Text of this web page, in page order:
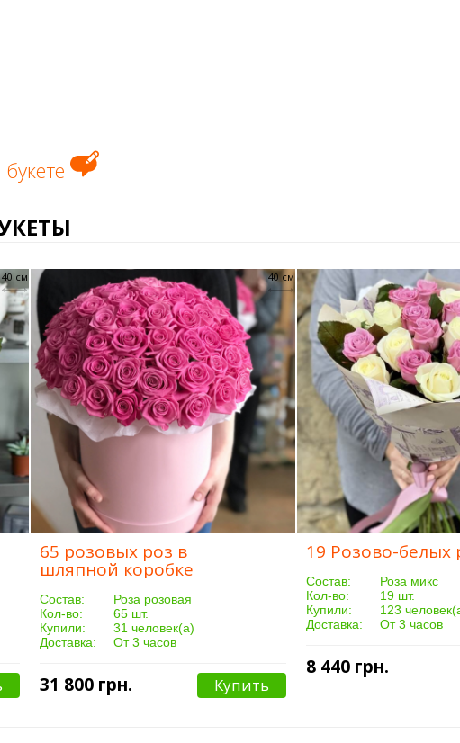
40 см 40 см
65 розовых роз в
шляпной коробке
Cостав:
Роза розовая
Кол-во:
65 шт.
Купили:
31 человек(а)
Доставка:
От 3 часов
31 800 грн. Купить
19 Розово-белых
Cостав:
Роза микс
Кол-во:
19 шт.
Купили:
123
Доставка:
От 3 часов
8 440 грн.